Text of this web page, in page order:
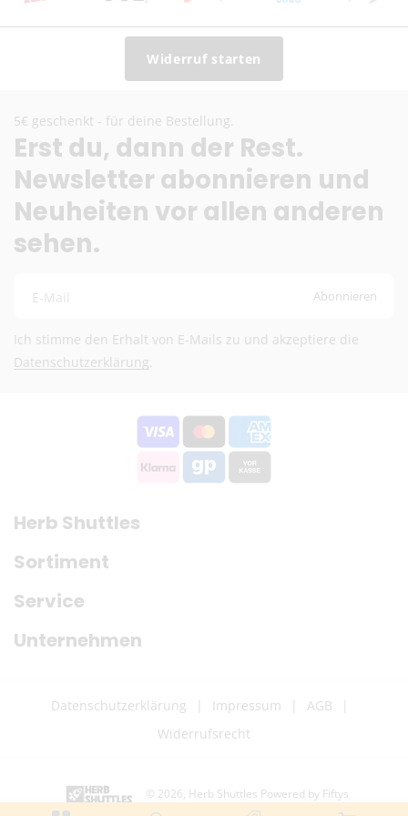
Preise inkl. MwSt. (je nach Empfängerland)
Schweiz (Nicht-EU)
Kostenloser DHL-Versand ab 100 €
Lieferzeit:2–6 Werktage
Preise exkl. MwSt.
Eventuelle Zölle & Gebühren trägt der Empfänger
Die genauen Versandkosten werden im Warenkorb berechnet.
Widerruf starten
5€ geschenkt - für deine Bestellung.
Erst du, dann der Rest.
Newsletter abonnieren und
Neuheiten vor allen anderen
sehen.
E-Mail Abonnieren
Ich stimme den Erhalt von E-Mails zu und akzeptiere die
Datenschutzerklärung.
Herb Shuttles
Sortiment
Service
Unternehmen
Datenschutzerklärung Impressum
AGB
Widerrufsrecht
© 2026, Herb Shuttles Powered by Fiftys